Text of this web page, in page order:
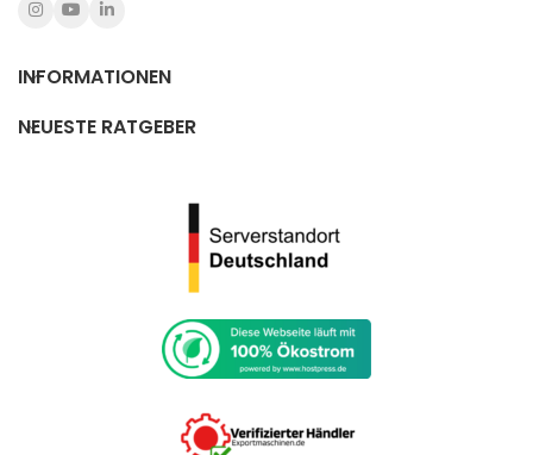
INFORMATIONEN
NEUESTE RATGEBER